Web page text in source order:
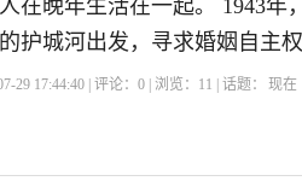
在晚年生活在一起。 1943年
护城河出发，寻求婚姻自主权
29 17:44:40 | 评论：0 | 浏览： 11 | 话题： 现在